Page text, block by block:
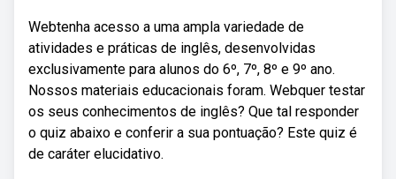
Webtenha acesso a uma ampla variedade de
atividades e práticas de inglês, desenvolvidas
exclusivamente para alunos do 6º, 7º, 8º e 9º ano.
Nossos materiais educacionais foram. Webquer testar
os seus conhecimentos de inglês? Que tal responder
o quiz abaixo e conferir a sua pontuação? Este quiz é
de caráter elucidativo.